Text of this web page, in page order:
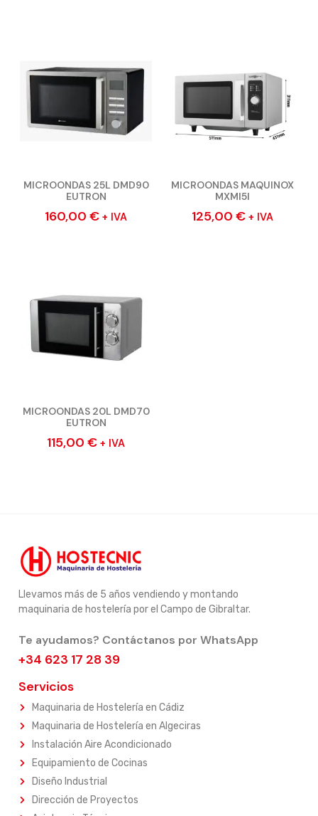
MICROONDAS 25L DMD90
EUTRON
160,00 € + IVA
MICROONDAS MAQUINOX
MXMI5I
125,00 € + IVA
MICROONDAS 20L DMD70
EUTRON
115,00 € + IVA
Llevamos más de 5 años vendiendo y montando
maquinaria de hostelería por el Campo de Gibraltar.
Te ayudamos? Contáctanos por WhatsApp
+34 623 17 28 39
Servicios
Maquinaria de Hostelería en Cádiz
Maquinaria de Hostelería en Algeciras
Instalación Aire Acondicionado
Equipamiento de Cocinas
Diseño Industrial
Dirección de Proyectos